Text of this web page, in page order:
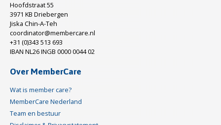
Hoofdstraat 55
3971 KB Driebergen
Jiska Chin-A-Teh
coordinator@membercare.nl
+31 (0)343 513 693
IBAN NL26 INGB 0000 0044 02
Over MemberCare
Wat is member care?
MemberCare Nederland
Team en bestuur